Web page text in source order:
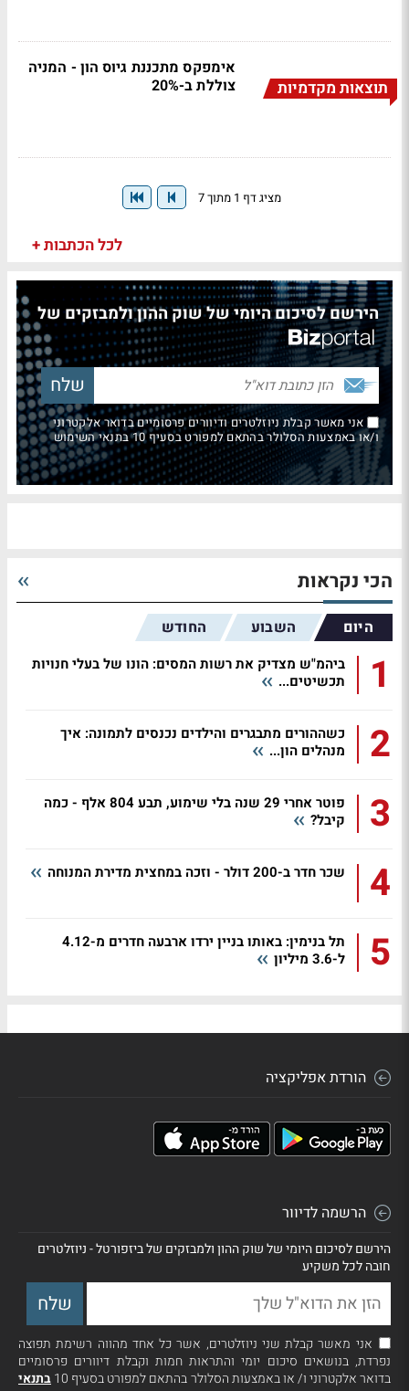
תוצאות מקדמיות
אימפקס מתכננת גיוס הון - המניה
צוללת ב-20%
מציג דף 1 מתוך 7
לכל הכתבות +
הירשם לסיכום היומי של שוק ההון ולמבזקים של
אני מאשר קבלת ניוזלטרים ודיוורים פרסומיים בדואר אלקטרוני
ו/או באמצעות הסלולר בהתאם למפורט בסעיף 10 בתנאי השימוש
הכי נקראות
היום השבוע החודש
1
ביהמ"ש מצדיק את רשות המסים: הונו של בעלי חנויות
תכשיטים...
2
כשההורים מתבגרים והילדים נכנסים לתמונה: איך
מנהלים הון...
3
פוטר אחרי 29 שנה בלי שימוע, תבע 804 אלף - כמה
קיבל?
4 שכר חדר ב-200 דולר - וזכה במחצית מדירת המנוחה
5
תל בנימין: באותו בניין ירדו ארבעה חדרים מ-4.12
ל-3.6 מיליון
הורדת אפליקציה
הרשמה לדיוור
הירשם לסיכום היומי של שוק ההון ולמבזקים של ביזפורטל - ניוזלטרים
חובה לכל משקיע
אני מאשר קבלת שני ניוזלטרים, אשר כל אחד מהווה רשימת תפוצה
נפרדת, בנושאים סיכום יומי והתראות חמות וקבלת דיוורים פרסומיים
בדואר אלקטרוני ו/ או באמצעות הסלולר בהתאם למפורט בסעיף 10
בתנאי